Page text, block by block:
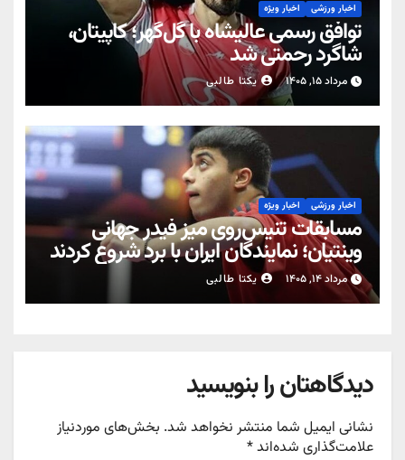
اخبار ورزشی اخبار ویژه
توافق رسمی عالیشاه با گل‌گهر؛ کاپیتان،
شاگرد رحمتی شد
مرداد ۱۵, ۱۴۰۵ یکتا طالبی
اخبار ورزشی اخبار ویژه
مسابقات تنیس‌روی میز فیدر جهانی
وینتیان؛ نمایندگان ایران با برد شروع کردند
مرداد ۱۴, ۱۴۰۵ یکتا طالبی
دیدگاهتان را بنویسید
نشانی ایمیل شما منتشر نخواهد شد. بخش‌های موردنیاز
علامت‌گذاری شده‌اند*